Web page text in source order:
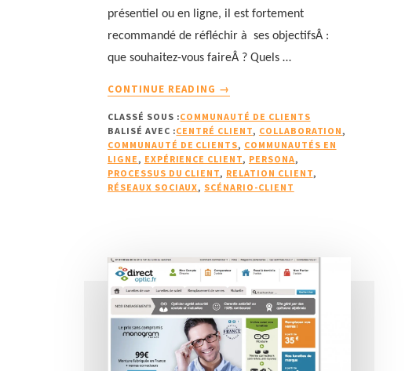
présentiel ou en ligne, il est fortement
recommandé de réfléchir à ses objectifsÂ :
que souhaitez-vous faireÂ ? Quels …
CONTINUE READING
OBJECTIFS
ORIENTÉS
CLIENTS
POUR
VOTRE
→
CLASSÉ SOUS :COMMUNAUTÉ DE CLIENTS
BALISÉ AVEC :CENTRÉ CLIENT, COLLABORATION,
COMMUNAUTÉ DE CLIENTS, COMMUNAUTÉS EN
LIGNE, EXPÉRIENCE CLIENT, PERSONA,
PROCESSUS DU CLIENT, RELATION CLIENT,
RÉSEAUX SOCIAUX, SCÉNARIO-CLIENT